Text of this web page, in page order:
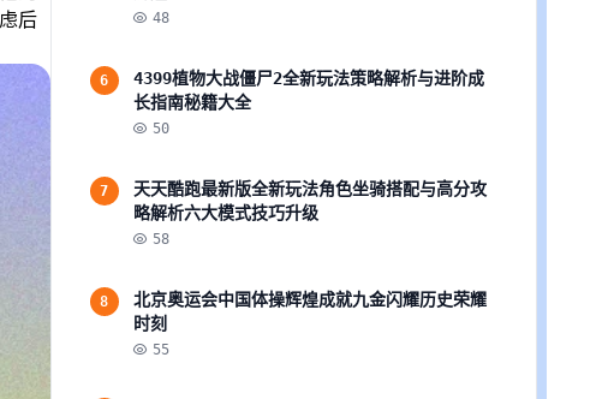
后
48
6
4399植物大战僵尸2全新玩法策略解析与进阶成
长指南秘籍大全
50
7
天天酷跑最新版全新玩法角色坐骑搭配与高分攻
略解析六大模式技巧升级
58
8
北京奥运会中国体操辉煌成就九金闪耀历史荣耀
时刻
55